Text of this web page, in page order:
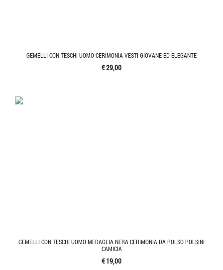
GEMELLI CON TESCHI UOMO CERIMONIA VESTI GIOVANE ED ELEGANTE
€ 29,00
GEMELLI CON TESCHI UOMO MEDAGLIA NERA CERIMONIA DA POLSO POLSINI
CAMICIA
€ 19,00